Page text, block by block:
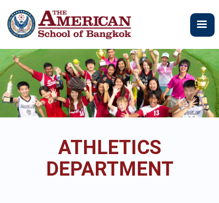
ไป
ยัง
เนื้อหา
หลัก
ATHLETICS
DEPARTMENT